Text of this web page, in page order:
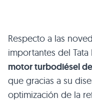
Respecto a las
importantes del
motor turbodiésel
que gracias a su
optimización de la